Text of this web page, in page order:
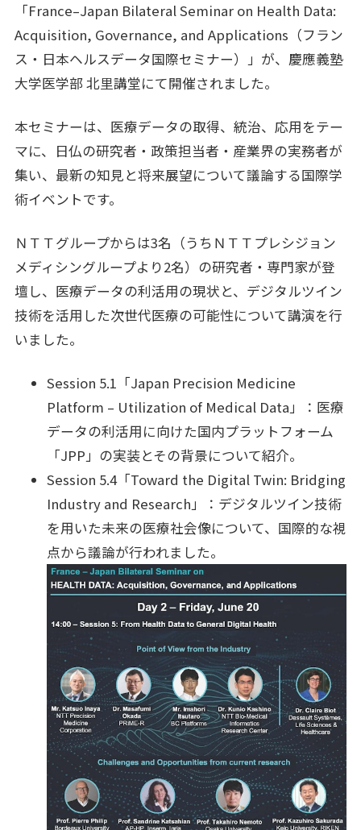
「France–Japan Bilateral Seminar on Health Data:
Acquisition, Governance, and Applications（フラン
ス・日本ヘルスデータ国際セミナー）」が、慶應義塾
大学医学部 北里講堂にて開催されました。
本セミナーは、医療データの取得、統治、応用をテー
マに、日仏の研究者・政策担当者・産業界の実務者が
集い、最新の知見と将来展望について議論する国際学
術イベントです。
ＮＴＴグループからは3名（うちＮＴＴプレシジョン
メディシングループより2名）の研究者・専門家が登
壇し、医療データの利活用の現状と、デジタルツイン
技術を活用した次世代医療の可能性について講演を行
いました。
Session 5.1「Japan Precision Medicine
Platform – Utilization of Medical Data」：医療
データの利活用に向けた国内プラットフォーム
「JPP」の実装とその背景について紹介。
Session 5.4「Toward the Digital Twin: Bridging
Industry and Research」：デジタルツイン技術
を用いた未来の医療社会像について、国際的な視
点から議論が行われました。